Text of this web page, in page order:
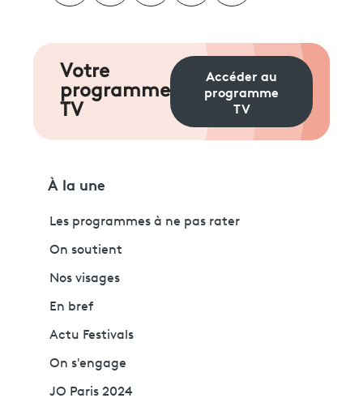
Votre
programme
TV
Accéder au
programme
TV
À la une
Les programmes à ne pas rater
On soutient
Nos visages
En bref
Actu Festivals
On s'engage
JO Paris 2024